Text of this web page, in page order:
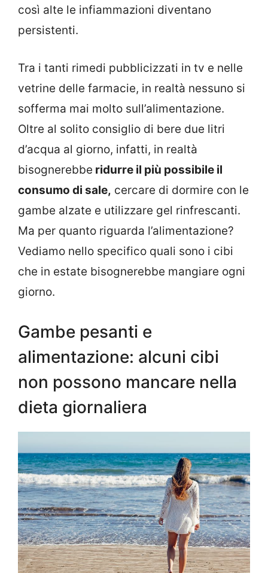
così alte le infiammazioni diventano
persistenti.
Tra i tanti rimedi pubblicizzati in tv e nelle
vetrine delle farmacie, in realtà nessuno si
sofferma mai molto sull’alimentazione.
Oltre al solito consiglio di bere due litri
d’acqua al giorno, infatti, in realtà
bisognerebbe ridurre il più possibile il
consumo di sale, cercare di dormire con le
gambe alzate e utilizzare gel rinfrescanti.
Ma per quanto riguarda l’alimentazione?
Vediamo nello specifico quali sono i cibi
che in estate bisognerebbe mangiare ogni
giorno.
Gambe pesanti e
alimentazione: alcuni cibi
non possono mancare nella
dieta giornaliera